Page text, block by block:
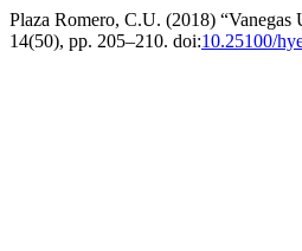
Plaza Romero, C.U. (2018)
14(50), pp. 205–210. doi:10.25100/